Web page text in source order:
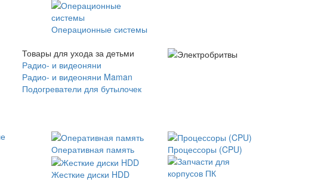
Операционные системы
Товары для ухода за детьми
Радио- и видеоняни
Радио- и видеоняни Maman
Подогреватели для бутылочек
Оперативная память Процессоры (CPU)
Жесткие диски HDD